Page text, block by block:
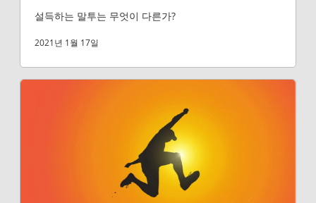
설득하는 말투는 무엇이 다른가?
2021년 1월 17일